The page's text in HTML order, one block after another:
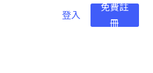
登入
免費註
冊